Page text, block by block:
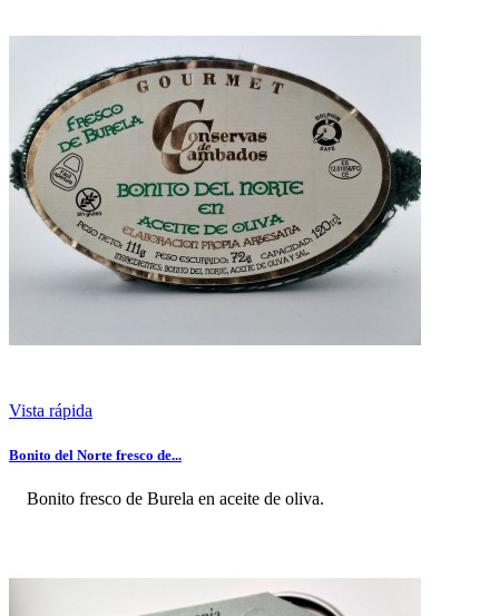
Vista rápida
Bonito del Norte fresco de...
Bonito fresco de Burela en aceite de oliva.